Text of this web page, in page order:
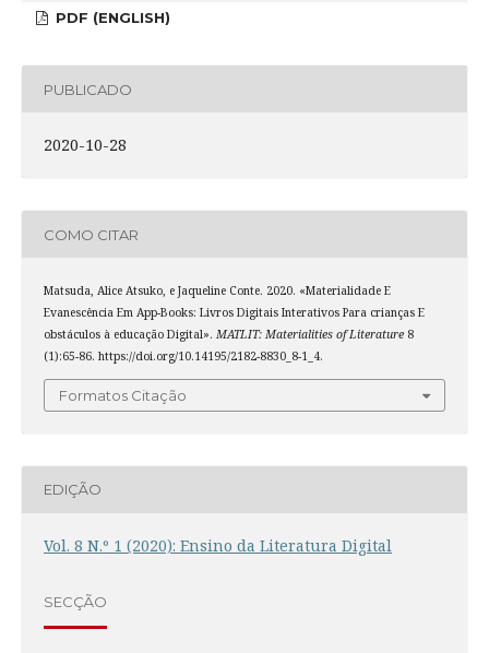
PDF (ENGLISH)
PUBLICADO
2020-10-28
COMO CITAR
Matsuda, Alice Atsuko, e Jaqueline Conte. 2020. «Materialidade E
Evanescência Em App-Books: Livros Digitais Interativos Para crianças E
obstáculos à educação Digital». MATLIT: Materialities of Literature8
(1):65-86. https://doi.org/10.14195/2182-8830_8-1_4.
Formatos Citação
EDIÇÃO
Vol. 8 N.º 1 (2020): Ensino da Literatura Digital
SECÇÃO